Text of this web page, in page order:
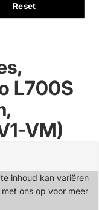
Reset
L700S
VM)
inhoud kan variëren
ons op voor meer